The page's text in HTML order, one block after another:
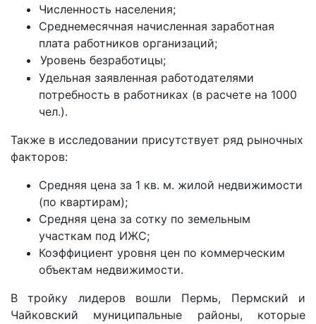
Численность населения;
Среднемесячная начисленная заработная
плата работников организаций;
Уровень безработицы;
Удельная заявленная работодателями
потребность в работниках (в расчете на 1000
чел.).
Также в исследовании присутствует ряд рыночных
факторов:
Средняя цена за 1 кв. м. жилой недвижимости
(по квартирам);
Средняя цена за сотку по земельным
участкам под ИЖС;
Коэффициент уровня цен по коммерческим
объектам недвижимости.
В тройку лидеров вошли Пермь, Пермский и
Чайковский муниципальные районы, которые